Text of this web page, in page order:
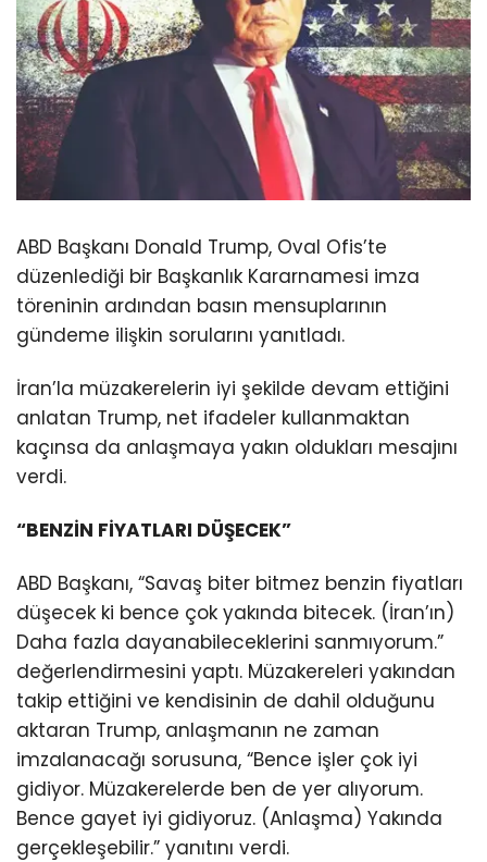
ABD Başkanı Donald Trump, Oval Ofis’te
düzenlediği bir Başkanlık Kararnamesi imza
töreninin ardından basın mensuplarının
gündeme ilişkin sorularını yanıtladı.
İran’la müzakerelerin iyi şekilde devam ettiğini
anlatan Trump, net ifadeler kullanmaktan
kaçınsa da anlaşmaya yakın oldukları mesajını
verdi.
“BENZİN FİYATLARI DÜŞECEK”
ABD Başkanı, “Savaş biter bitmez benzin fiyatları
düşecek ki bence çok yakında bitecek. (İran’ın)
Daha fazla dayanabileceklerini sanmıyorum.”
değerlendirmesini yaptı. Müzakereleri yakından
takip ettiğini ve kendisinin de dahil olduğunu
aktaran Trump, anlaşmanın ne zaman
imzalanacağı sorusuna, “Bence işler çok iyi
gidiyor. Müzakerelerde ben de yer alıyorum.
Bence gayet iyi gidiyoruz. (Anlaşma) Yakında
gerçekleşebilir.” yanıtını verdi.